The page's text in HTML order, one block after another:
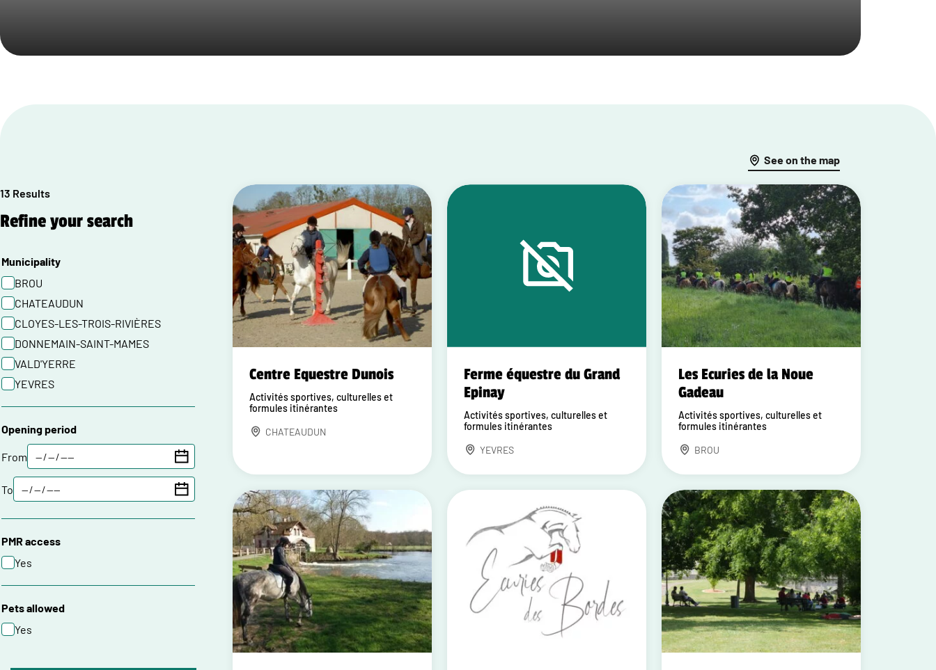
13 Results
Refine your search
Municipality
BROU
CHATEAUDUN
CLOYES-LES-TROIS-RIVIÈRES
DONNEMAIN-SAINT-MAMES
VALD'YERRE
YEVRES
Opening period
From
To
PMR access
Yes
Pets allowed
Yes
See on the map
Centre Equestre Dunois
Activités sportives, culturelles et
formules itinérantes
CHATEAUDUN
Ferme équestre du Grand
Epinay
Activités sportives, culturelles et
formules itinérantes
YEVRES
Les Ecuries de la Noue
Gadeau
Activités sportives, culturelles et
formules itinérantes
BROU